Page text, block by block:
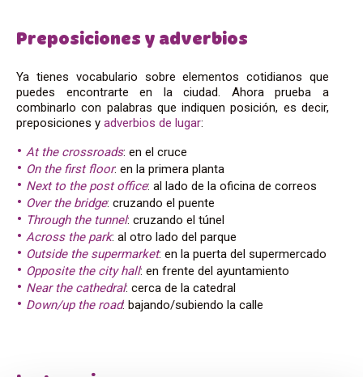
Preposiciones y adverbios
Ya tienes vocabulario sobre elementos cotidianos que
puedes encontrarte en la ciudad. Ahora prueba a
combinarlo con palabras que indiquen posición, es decir,
preposiciones y adverbios de lugar:
At the crossroads: en el cruce
On the first floor: en la primera planta
Next to the post office: al lado de la oficina de correos
Over the bridge: cruzando el puente
Through the tunnel: cruzando el túnel
Across the park: al otro lado del parque
Outside the supermarket: en la puerta del supermercado
Opposite the city hall: en frente del ayuntamiento
Near the cathedral: cerca de la catedral
Down/up the road: bajando/subiendo la calle